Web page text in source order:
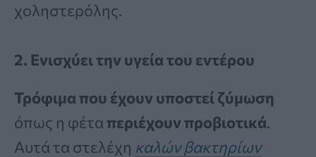
χοληστερόλης.
2. Ενισχύει την υγεία του εντέρου
Τρόφιμα που έχουν υποστεί ζύμωση
όπως η φέτα περιέχουν προβιοτικά.
Αυτά τα στελέχη καλών βακτηρίων